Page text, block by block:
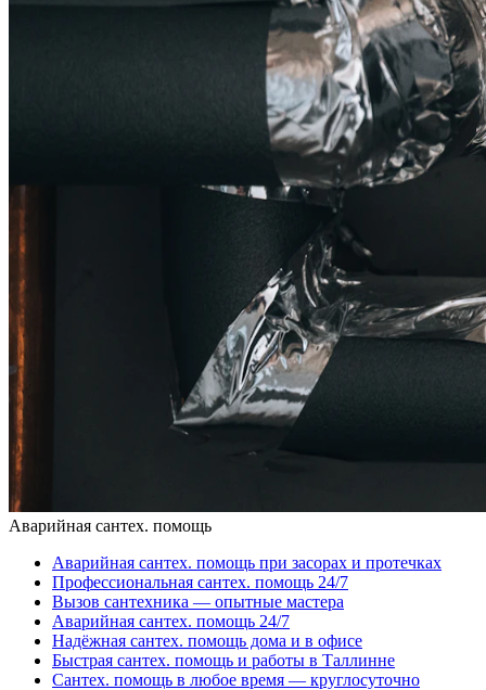
Аварийная сантех. помощь
Аварийная сантех. помощь при засорах и протечках
Профессиональная сантех. помощь 24/7
Вызов сантехника — опытные мастера
Аварийная сантех. помощь 24/7
Надёжная сантех. помощь дома и в офисе
Быстрая сантех. помощь и работы в Таллинне
Сантех. помощь в любое время — круглосуточно